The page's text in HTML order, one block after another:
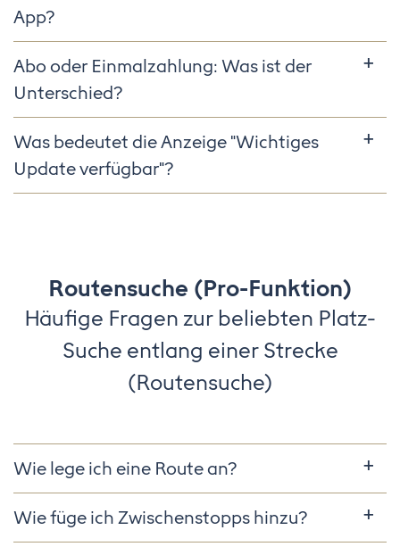
App?
Abo oder Einmalzahlung: Was ist der
Unterschied?
Was bedeutet die Anzeige "Wichtiges
Update verfügbar"?
Routensuche (Pro-Funktion)
Häufige Fragen zur beliebten Platz-
Suche entlang einer Strecke
(Routensuche)
Wie lege ich eine Route an?
Wie füge ich Zwischenstopps hinzu?